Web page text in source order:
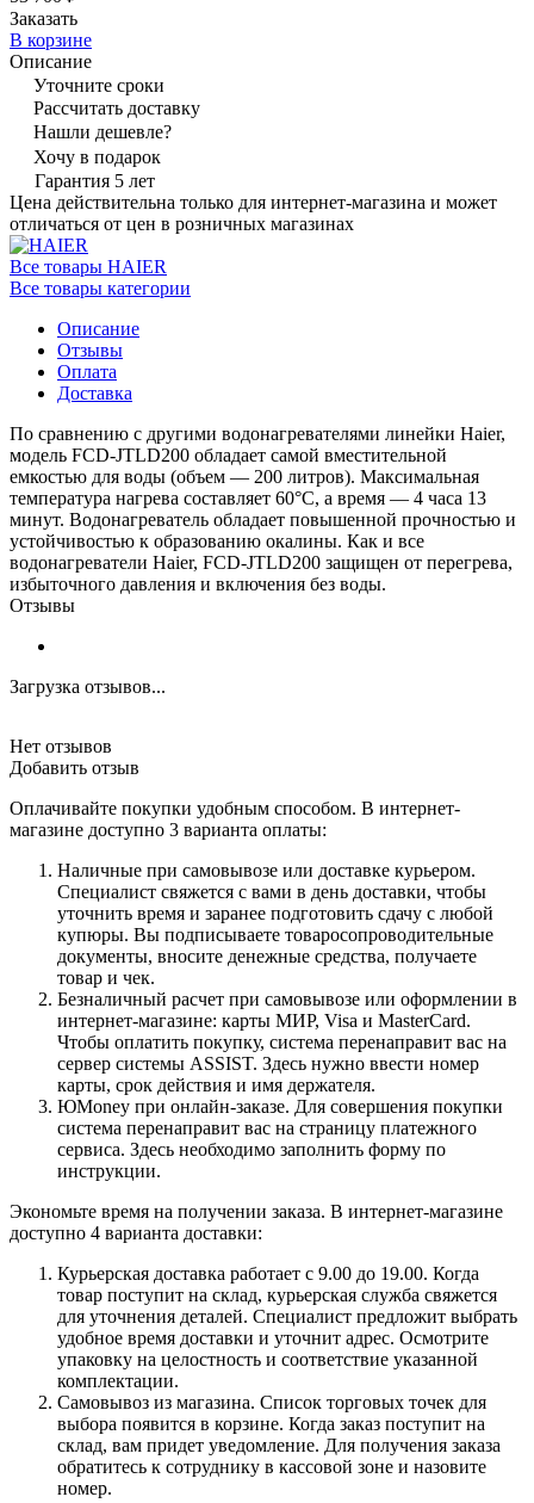
Заказать
В корзине
Описание
Уточните сроки
Рассчитать доставку
Нашли дешевле?
Хочу в подарок
Гарантия 5 лет
Цена действительна только для интернет-магазина и может
отличаться от цен в розничных магазинах
Все товары HAIER
Все товары категории
Описание
Отзывы
Оплата
Доставка
По сравнению с другими водонагревателями линейки Haier,
модель FCD-JTLD200 обладает самой вместительной
емкостью для воды (объем — 200 литров). Максимальная
температура нагрева составляет 60°C, а время — 4 часа 13
минут. Водонагреватель обладает повышенной прочностью и
устойчивостью к образованию окалины. Как и все
водонагреватели Haier, FCD-JTLD200 защищен от перегрева,
избыточного давления и включения без воды.
Отзывы
Загрузка отзывов...
Нет отзывов
Добавить отзыв
Оплачивайте покупки удобным способом. В интернет-
магазине доступно 3 варианта оплаты:
Наличные при самовывозе или доставке курьером.
Специалист свяжется с вами в день доставки, чтобы
уточнить время и заранее подготовить сдачу с любой
купюры. Вы подписываете товаросопроводительные
документы, вносите денежные средства, получаете
товар и чек.
Безналичный расчет при самовывозе или оформлении в
интернет-магазине: карты МИР, Visa и MasterCard.
Чтобы оплатить покупку, система перенаправит вас на
сервер системы ASSIST. Здесь нужно ввести номер
карты, срок действия и имя держателя.
ЮMoney при онлайн-заказе. Для совершения покупки
система перенаправит вас на страницу платежного
сервиса. Здесь необходимо заполнить форму по
инструкции.
Экономьте время на получении заказа. В интернет-магазине
доступно 4 варианта доставки:
Курьерская доставка работает с 9.00 до 19.00. Когда
товар поступит на склад, курьерская служба свяжется
для уточнения деталей. Специалист предложит выбрать
удобное время доставки и уточнит адрес. Осмотрите
упаковку на целостность и соответствие указанной
комплектации.
Самовывоз из магазина. Список торговых точек для
выбора появится в корзине. Когда заказ поступит на
склад, вам придет уведомление. Для получения заказа
обратитесь к сотруднику в кассовой зоне и назовите
номер.